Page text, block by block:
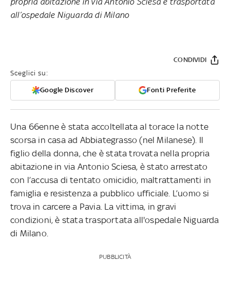
all’ospedale Niguarda di Milano
Sceglici su:
Google Discover Fonti Preferite
CONDIVIDI
Una 66enne è stata accoltellata al torace la notte
scorsa in casa ad Abbiategrasso (nel Milanese). Il
figlio della donna, che è stata trovata nella propria
abitazione in via Antonio Sciesa, è stato arrestato
con l’accusa di tentato omicidio, maltrattamenti in
famiglia e resistenza a pubblico ufficiale. L’uomo si
trova in carcere a Pavia. La vittima, in gravi
condizioni, è stata trasportata all'ospedale Niguarda
di Milano.
PUBBLICITÀ